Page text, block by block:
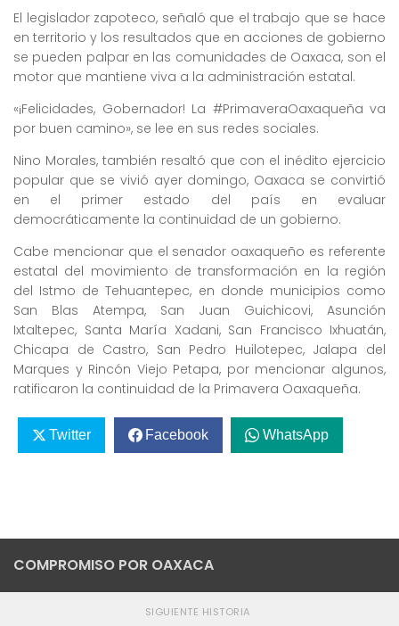
El legislador zapoteco, señaló que el trabajo que se hace
en territorio y los resultados que en acciones de gobierno
se pueden palpar en las comunidades de Oaxaca, son el
motor que mantiene viva a la administración estatal.
«¡Felicidades, Gobernador! La #PrimaveraOaxaqueña va
por buen camino», se lee en sus redes sociales.
Nino Morales, también resaltó que con el inédito ejercicio
popular que se vivió ayer domingo, Oaxaca se convirtió
en el primer estado del país en evaluar
democráticamente la continuidad de un gobierno.
Cabe mencionar que el senador oaxaqueño es referente
estatal del movimiento de transformación en la región
del Istmo de Tehuantepec, en donde municipios como
San Blas Atempa, San Juan Guichicovi, Asunción
Ixtaltepec, Santa María Xadani, San Francisco Ixhuatán,
Chicapa de Castro, San Pedro Huilotepec, Jalapa del
Marques y Rincón Viejo Petapa, por mencionar algunos,
ratificaron la continuidad de la Primavera Oaxaqueña.
Twitter Facebook WhatsApp
COMPROMISO POR OAXACA
SIGUIENTE HISTORIA